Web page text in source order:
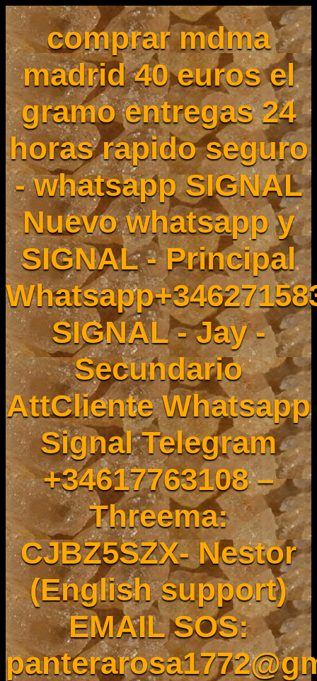
comprar mdma
madrid 40 euros el
gramo entregas 24
horas rapido seguro
- whatsapp SIGNAL
Nuevo whatsapp y
SIGNAL - Principal
SIGNAL - Jay -
Secundario
AttCliente Whatsapp
Signal Telegram
+34617763108 –
Threema:
CJBZ5SZX- Nestor
(English support)
EMAIL SOS: